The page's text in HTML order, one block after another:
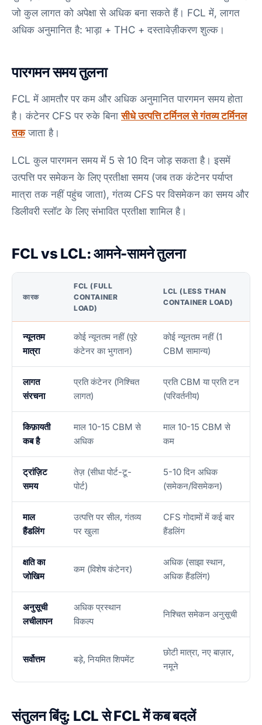
जो कुल लागत को अपेक्षा से अधिक बना सकते हैं। FCL में, लागत
अधिक अनुमानित है: भाड़ा + THC + दस्तावेज़ीकरण शुल्क।
पारगमन समय तुलना
FCL में आमतौर पर कम और अधिक अनुमानित पारगमन समय होता
है। कंटेनर CFS पर रुके बिनासीधे उत्पत्ति टर्मिनल से गंतव्य टर्मिनल
तकजाता है।
LCL कुल पारगमन समय में 5 से 10 दिन जोड़ सकता है। इसमें
उत्पत्ति पर समेकन के लिए प्रतीक्षा समय (जब तक कंटेनर पर्याप्त
मात्रा तक नहीं पहुंच जाता), गंतव्य CFS पर विसमेकन का समय और
डिलीवरी स्लॉट के लिए संभावित प्रतीक्षा शामिल है।
FCL vs LCL: आमने-सामने तुलना
कारक
FCL (FULL
CONTAINER
LOAD)
LCL (LESS THAN
CONTAINER LOAD)
न्यूनतम
मात्रा
कोई न्यूनतम नहीं (पूरे
कंटेनर का भुगतान)
कोई न्यूनतम नहीं (1
CBM सामान्य)
लागत
संरचना
प्रति कंटेनर (निश्चित
लागत)
प्रति CBM या प्रति टन
(परिवर्तनीय)
किफ़ायती
कब है
माल 10-15 CBM से
अधिक
माल 10-15 CBM से
कम
ट्रांज़िट
समय
तेज़ (सीधा पोर्ट-टू-
पोर्ट)
5-10 दिन अधिक
(समेकन/विसमेकन)
माल
हैंडलिंग
उत्पत्ति पर सील, गंतव्य
पर खुला
CFS गोदामों में कई बार
हैंडलिंग
क्षति का
जोखिम
कम (विशेष कंटेनर)
अधिक (साझा स्थान,
अधिक हैंडलिंग)
अनुसूची
लचीलापन
अधिक प्रस्थान
विकल्प
निश्चित समेकन अनुसूची
सर्वोत्तम बड़े, नियमित शिपमेंट
छोटी मात्रा, नए बाज़ार,
नमूने
संतुलन बिंदु: LCL से FCL में कब बदलें